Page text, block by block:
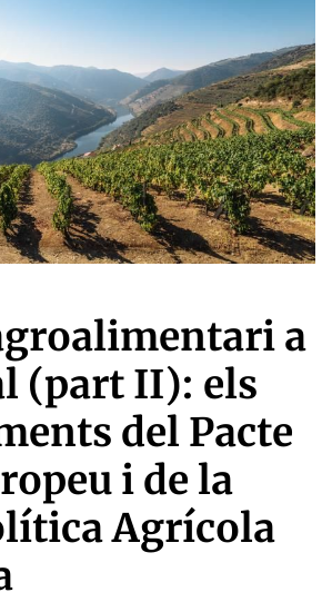
a
(part II): els
del Pacte
i de la
Agrícola